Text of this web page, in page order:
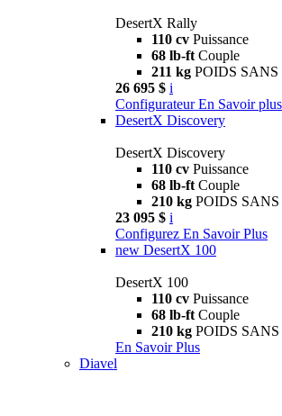
DesertX Rally
110 cv Puissance
68 lb-ft Couple
211 kg POIDS
26 695 $ i
Configurateur En Savoir plus
DesertX Discovery
DesertX Discovery
110 cv Puissance
68 lb-ft Couple
210 kg POIDS
23 095 $ i
Configurez En Savoir Plus
new DesertX 100
DesertX 100
110 cv Puissance
68 lb-ft Couple
210 kg POIDS
En Savoir Plus
Diavel